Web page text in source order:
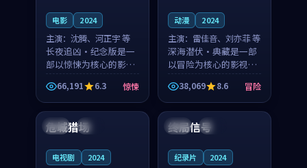
电影 2024
主演： 沈腾、河正宇 等
长夜追凶·纪念版是一
部以惊悚为核心的影视
作品，围绕危机、反转
与人物成长展开，整体
节奏紧凑，值得推荐观
看。
66,191 6.3 惊悚
动漫 2024
主演： 雷佳音、刘亦菲 等
深海潜伏·典藏是一部
以冒险为核心的影视作
品，围绕危机、反转与
人物成长展开，整体节
奏紧凑，值得推荐观
看。
38,069 8.6 冒险
英国 杜比
危城猎场
电视剧 2024
韩国 杜比
终局信号
纪录片 2024